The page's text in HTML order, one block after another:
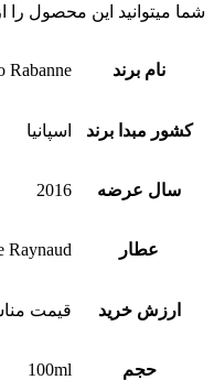
شما میتوانید این محصول را
نام برند Rabanne
کشور مبدا برند اسپانیا
سال عرضه 2016
عطار Raynaud
ارزش خرید قیمت
حجم 100ml